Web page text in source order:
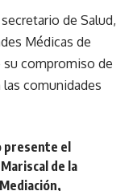
de Salud,
Médicas de
compromiso de
comunidades
el
de la